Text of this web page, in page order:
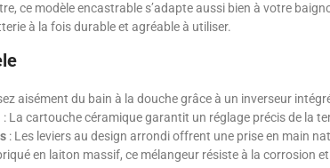
ce modèle encastrable s’adapte aussi bien à votre
à la fois durable et agréable à utiliser.
aisément du bain à la douche grâce à un inverseur
: La cartouche céramique garantit un réglage précis de la
: Les leviers au design arrondi offrent une prise en main
en laiton massif, ce mélangeur résiste à la corrosion